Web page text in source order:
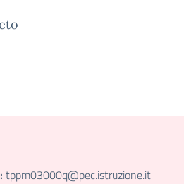
tppm03000q@pec.istruzione.it